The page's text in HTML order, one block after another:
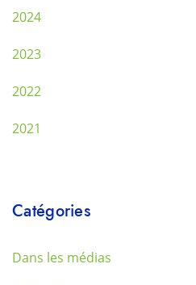
2024
2023
2022
2021
Catégories
Dans les médias